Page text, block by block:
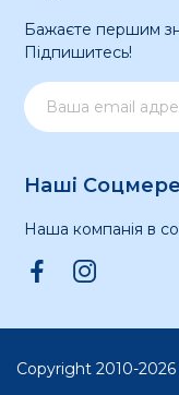
Бажаєте першим
Підпишитесь!
Наші
Наша компанія в
Copyright 2010-